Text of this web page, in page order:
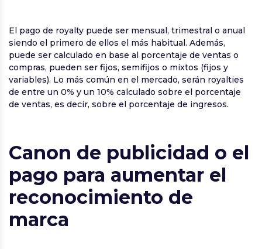
El pago de royalty puede ser mensual, trimestral o anual
siendo el primero de ellos el más habitual. Además,
puede ser calculado en base al porcentaje de ventas o
compras, pueden ser fijos, semifijos o mixtos (fijos y
variables). Lo más común en el mercado, serán royalties
de entre un 0% y un 10% calculado sobre el porcentaje
de ventas, es decir, sobre el porcentaje de ingresos.
Canon de publicidad o el
pago para aumentar el
reconocimiento de
marca